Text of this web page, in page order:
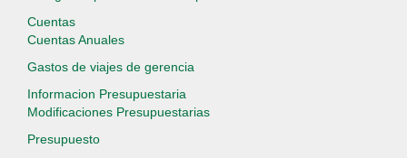
Cuentas
Cuentas Anuales
Gastos de viajes de gerencia
Informacion Presupuestaria
Modificaciones Presupuestarias
Presupuesto